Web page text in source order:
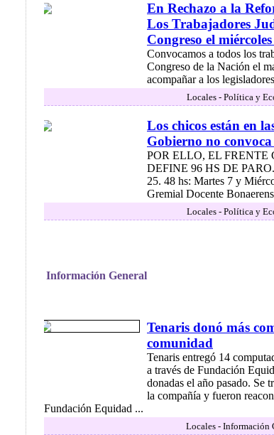
En Rechazo a la
Los Trabajadores
Congreso el
Convocamos a todos los
Congreso de la Nación el
acompañar a los
Locales - Política y
Los chicos están en
Gobierno no convoca
POR ELLO, EL FRENTE
DEFINE 96 HS DE
25. 48 hs: Martes 7 y
Gremial Docente
Locales - Política y
Información General
Tenaris donó más
comunidad
Tenaris entregó 14
a través de Fundación
donadas el año pasado. Se
la compañía y fueron
Fundación Equidad ...
Locales - Información